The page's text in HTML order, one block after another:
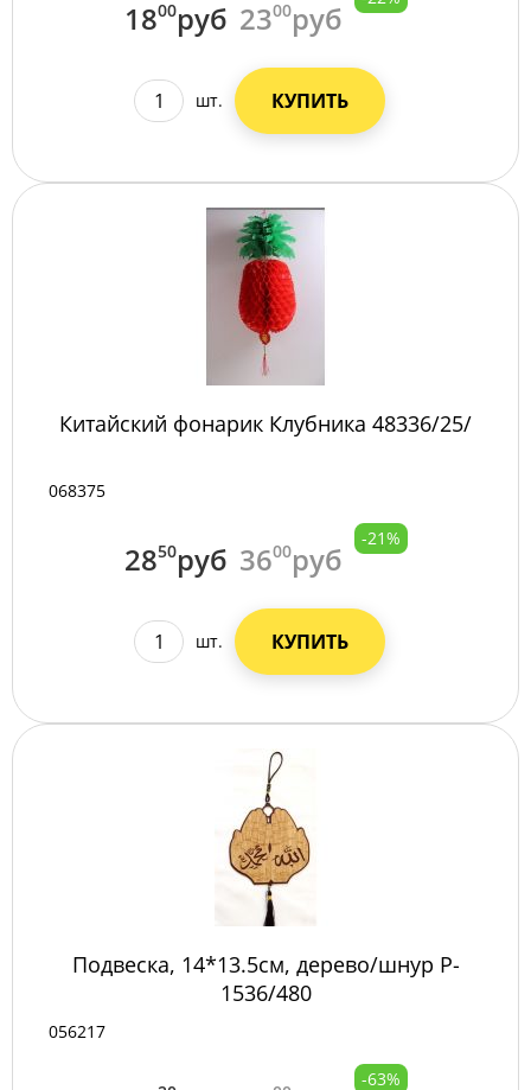
1800руб 2300руб
шт. КУПИТЬ
Китайский фонарик Клубника 48336/25/
068375
2850руб 3600руб
-21%
шт. КУПИТЬ
Подвеска, 14*13.5см, дерево/шнур P-
1536/480
056217
-63%